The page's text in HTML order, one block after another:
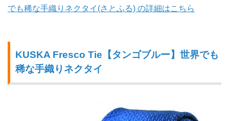
でも稀な手織りネクタイ(さとふる) の詳細はこちら
KUSKA Fresco Tie【タンゴブルー】世界でも
稀な手織りネクタイ